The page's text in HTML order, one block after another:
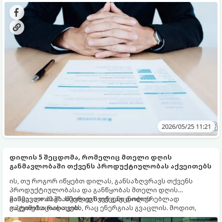
ააწყოთ თქვენი CV ნაბიჯ-ნაბიჯ:
2026/05/25 11:21
დილის 5 შეცდომა, რომელიც მთელი დღის
განმავლობაში თქვენს პროდუქტიულობას აქვეითებს
ის, თუ როგორ იწყებთ დილას, განსაზღვრავს თქვენს
პროდუქტიულობასა და განწყობას მთელი დღის
განმავლობაში. ხშირად ჩვენ გაუცნობიერებლად
ვაკეთებთ რაღაცებს, რაც ენერგიას გვაცლის. მოდით,
ვნახოთ, რა შეცდომებს ვუშვებთ და როგორ
მიჰყევით ამ გზამკვლევს თქვენი დილის
ოპტიმიზაციისთვის: